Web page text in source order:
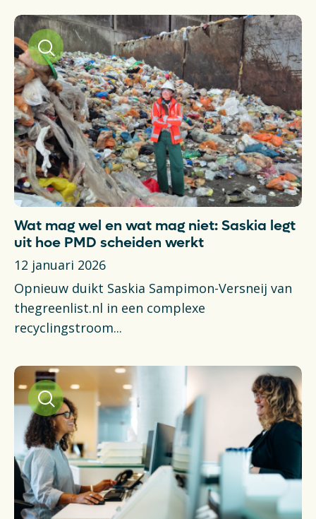
Wat mag wel en wat mag niet: Saskia legt
uit hoe PMD scheiden werkt
12 januari 2026
Opnieuw duikt Saskia Sampimon-Versneij van
thegreenlist.nl in een complexe
recyclingstroom...